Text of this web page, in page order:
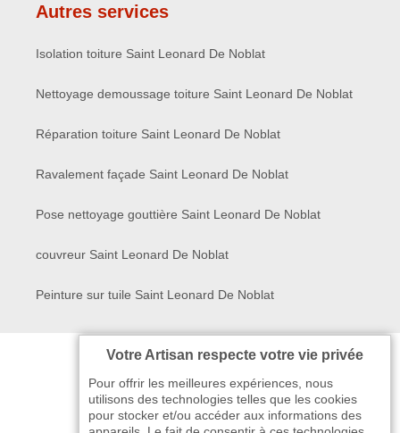
Autres services
Isolation toiture Saint Leonard De Noblat
Nettoyage demoussage toiture Saint Leonard De Noblat
Réparation toiture Saint Leonard De Noblat
Ravalement façade Saint Leonard De Noblat
Pose nettoyage gouttière Saint Leonard De Noblat
couvreur Saint Leonard De Noblat
Peinture sur tuile Saint Leonard De Noblat
Votre Artisan respecte votre vie privée
Pour offrir les meilleures expériences, nous
utilisons des technologies telles que les cookies
pour stocker et/ou accéder aux informations des